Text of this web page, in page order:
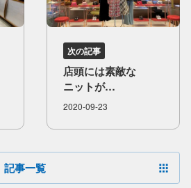
次の記事
店頭には​素敵な​
ニットが​
ディスプレイされて
2020-09-23
記事一覧